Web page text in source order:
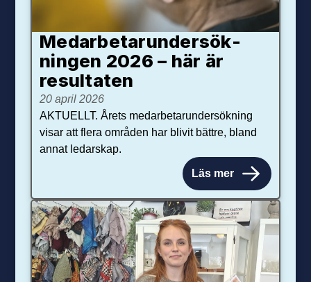
Medarbetar­under­sök­
ningen 2026 – här är
resultaten
20 april 2026
AKTUELLT. Årets medarbetarundersökning
visar att flera områden har blivit bättre, bland
annat ledarskap.
Läs mer